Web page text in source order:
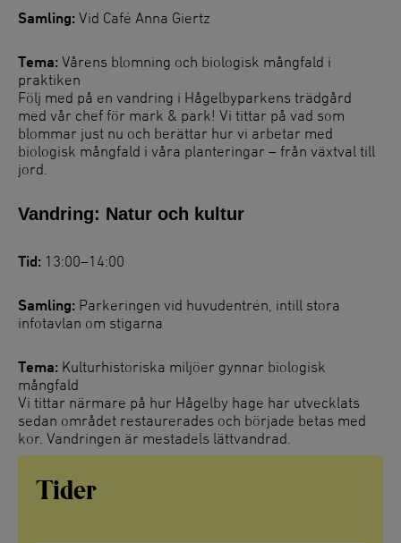
Samling: Vid Café Anna Giertz
Tema: Vårens blomning och biologisk mångfald i
praktiken
Följ med på en vandring i Hågelbyparkens trädgård
med vår chef för mark & park! Vi tittar på vad som
blommar just nu och berättar hur vi arbetar med
biologisk mångfald i våra planteringar – från växtval till
jord.
Vandring: Natur och kultur
Tid: 13:00–14:00
Samling: Parkeringen vid huvudentrén, intill stora
infotavlan om stigarna
Tema: Kulturhistoriska miljöer gynnar biologisk
mångfald
Vi tittar närmare på hur Hågelby hage har utvecklats
sedan området restaurerades och började betas med
kor. Vandringen är mestadels lättvandrad.
Tider